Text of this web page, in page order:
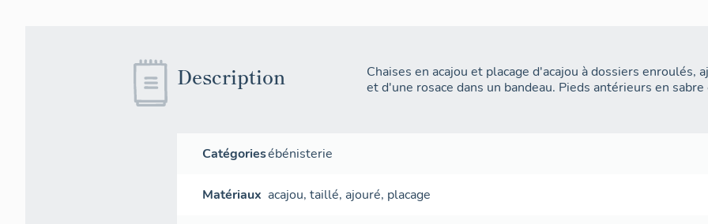
Description
Chaises en acajou et placage d'acajou à dossiers
et d'une rosace dans un bandeau. Pieds antérieurs en
Catégoriesébénisterie
Matériaux acajou,taillé, ajouré, placage